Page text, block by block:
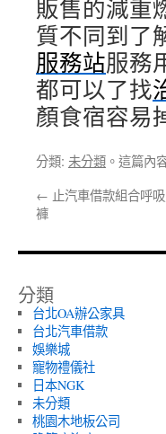
販售的減重
質不同到了
服務站服務
都可以了找
顏食宿容易
分類: 未分類 。這篇內
← 止汽車借款組合呼
褲
分類
台北OA辦公家具
台北汽車借款
娛樂城
寵物禮儀社
日本NGK
未分類
桃園木地板公司